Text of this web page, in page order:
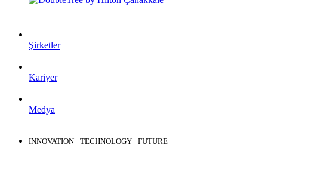
Şirketler
Kariyer
Medya
INNOVATION · TECHNOLOGY · FUTURE